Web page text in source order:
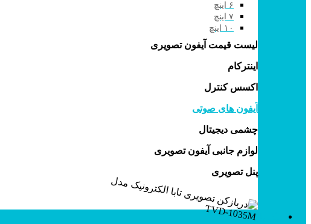
۶ اینچ
۷ اینچ
۱۰ اینچ
لیست قیمت آیفون تصویری
اینترکام
اکسس کنترل
آیفون های صوتی
چشمی دیجیتال
لوازم جانبی آیفون تصویری
پنل تصویری
جک پارکینگی